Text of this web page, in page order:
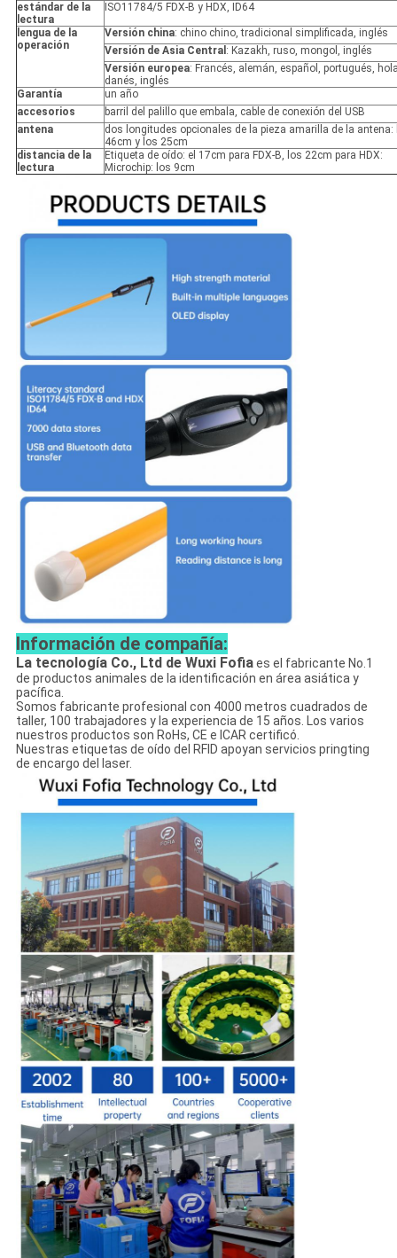
estándar de la
lectura
ISO11784/5 FDX-B y HDX, ID64
lengua de la
operación
Versión china: chino chino, tradicional simplificada, inglés
Versión de Asia Central : Kazakh, ruso, mongol, inglés
Versión europea: Francés, alemán, español, portugués,
danés, inglés
Garantía
un año
accesorios
barril del palillo que embala, cable de conexión del USB
antena
dos longitudes opcionales de la pieza amarilla de la antena:
46cm y los 25cm
distancia de la
lectura
Etiqueta de oído: el 17cm para FDX-B, los 22cm para HDX:
Microchip: los 9cm
Información de compañía:
La tecnología Co., Ltd de Wuxi Fofiaes el fabricante No.1
de productos animales de la identificación en área asiática y
pacífica.
Somos fabricante profesional con 4000 metros cuadrados de
taller, 100 trabajadores y la experiencia de 15 años. Los varios
nuestros productos son RoHs, CE e ICAR certificó.
Nuestras etiquetas de oído del RFID apoyan servicios pringting
de encargo del laser.